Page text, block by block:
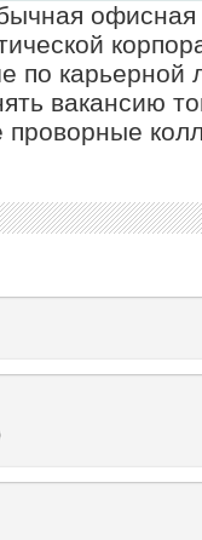
по карьерной
вакансию